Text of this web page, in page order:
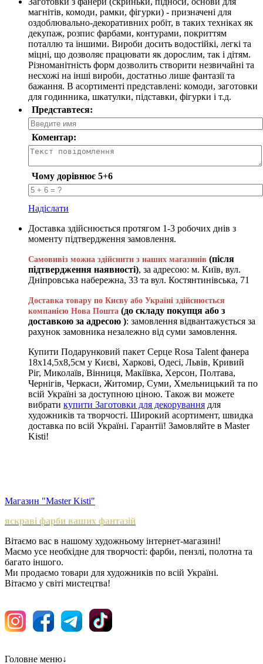
магнітів, комоди, рамки, фігурки) - призначені для
оздоблювально-декоративних робіт, в таких техніках як
декупаж, розпис фарбами, контурами, покриттям
поталлю та іншими. Вироби досить водостійкі, легкі та
міцні, що дозволяє працювати як дорослим, так і дітям.
Різноманітність форм дозволить створити незвичайні та
несхожі на інші вироби, достатньо лише фантазії та
бажання. В асортименті представлені: комоди, заготовки
для годинника, шкатулки, підставки, фігурки і т.д.
Представтеся:
Коментар:
Чому дорівнює 5+6
Надіслати
Доставка здійснюється протягом 1-3 робочих днів з
моменту підтвердження замовлення.
Самовивіз можна здійснити з наших магазинів (після
підтвердження наявності), за адресою: м. Київ, вул.
Дніпровська набережна, 33 та вул. Костянтинівська, 71
Доставка товару по Києву або Україні здійснюється
компанією Нова Пошта (до складу покупця або з
доставкою за адресою ): замовлення відвантажується за
рахунок замовника незалежно від суми замовлення.
Купити Подарунковий пакет Серце Rosa Talent фанера
18х14,5х8,5см у Києві, Харкові, Одесі, Львів, Кривий
Ріг, Миколаїв, Вінниця, Макіївка, Херсон, Полтава,
Чернігів, Черкаси, Житомир, Суми, Хмельницький та по
всій Україні за доступною ціною. Також ви можете
вибрати купити Заготовки для декорування для
художників та творчості. Широкий асортимент, швидка
доставка по всій Україні. Гарантії! Замовляйте в Master
Kisti!
Магазин "Master Kisti"
яскраві фарби ваших фантазій
Вітаємо вас в нашому художньому інтернет-магазині!
Маємо усе необхідне для творчості: фарби, пензлі, полотна та
багато іншого.
Ми продаємо товари для художників по всій Україні.
Вітаємо у світі мистецтва!
Головне меню↓